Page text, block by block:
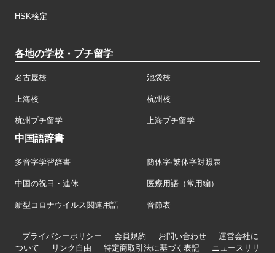
HSK検定
各地の学校・プチ留学
名古屋校 池袋校
上海校 杭州校
杭州プチ留学 上海プチ留学
中国語辞書
多音字学習辞書 簡体字·繁体字対照表
中国の祝日・連休 医療用語（常用編）
新型コロナウイルス関連用語 音節表
プライバシーポリシー 会員規約 お問い合わせ
運営会社に
ついて
リンク自由 特定商取引法に基づく表記 ニュースリリ